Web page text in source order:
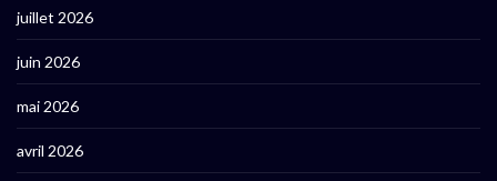
juillet 2026
juin 2026
mai 2026
avril 2026